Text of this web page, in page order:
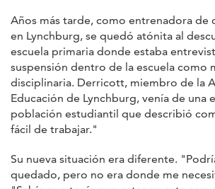
Años más tarde, como entrenadora
en Lynchburg, se quedó atónita al
escuela primaria donde estaba
suspensión dentro de la escuela como
disciplinaria. Derricott, miembro de la
Educación de Lynchburg, venía de una
población estudiantil que describió
fácil de trabajar."
Su nueva situación era diferente.
quedado, pero no era donde me